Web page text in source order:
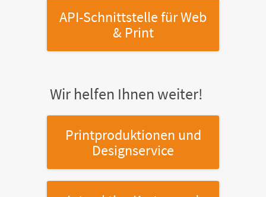
API-Schnittstellefür Web
& Print
Wir helfen Ihnen weiter!
Printproduktionen und
Designservice